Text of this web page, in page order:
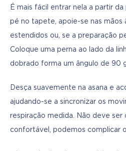
É mais fácil entrar nela a partir
pé no tapete, apoie-se nas mãos
estendidos ou, se a preparação
Coloque uma perna ao lado da
dobrado forma um ângulo de 90
Desça suavemente na asana e
ajudando-se a sincronizar os
respiração medida. Não deve ser
confortável, podemos complicar